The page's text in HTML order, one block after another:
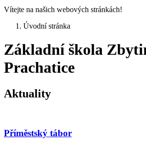
Vítejte na našich webových stránkách!
Úvodní stránka
Základní škola
Prachatice
Aktuality
Příměstský tábor